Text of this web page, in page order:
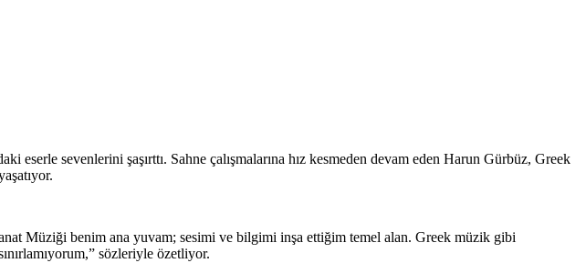
sevenlerini şaşırttı. Sahne çalışmalarına hız kesmeden devam eden Harun Gürbüz, Greek
Müziği benim ana yuvam; sesimi ve bilgimi inşa ettiğim temel alan. Greek müzik gibi
sözleriyle özetliyor.